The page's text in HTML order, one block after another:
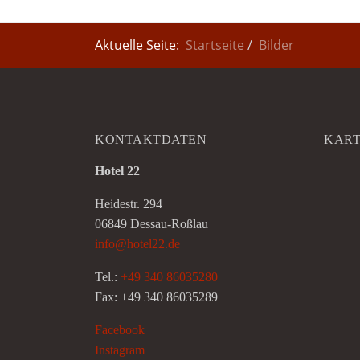
Aktuelle Seite: Startseite Bilder
KONTAKTDATEN
Hotel 22
Heidestr. 294
06849 Dessau-Roßlau
info@hotel22.de
Tel.: +49 340 86035280
Fax: +49 340 86035289
Facebook
Instagram